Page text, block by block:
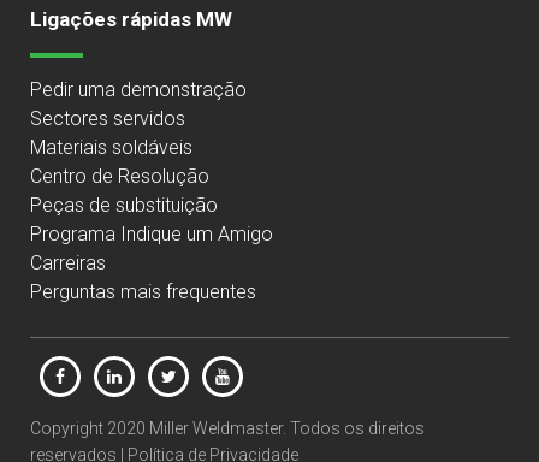
Ligações rápidas MW
Pedir uma demonstração
Sectores servidos
Materiais soldáveis
Centro de Resolução
Peças de substituição
Programa Indique um Amigo
Carreiras
Perguntas mais frequentes
Copyright 2020 Miller Weldmaster. Todos os direitos
reservados | Política de Privacidade